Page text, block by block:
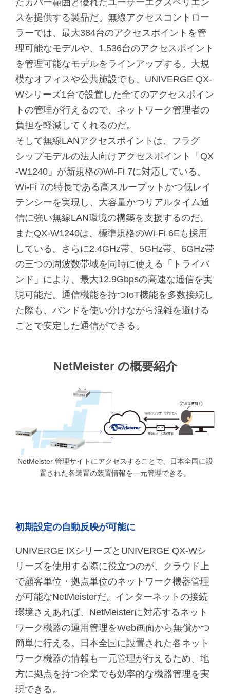
スを提供する製品だ。無線アクセスコントロー
ラーでは、最大384台のアクセスポイントを管
理可能なモデルや、1,536台のアクセスポイント
を管理可能なモデルをラインアップする。大規
模なオフィスや公共施設でも、UNIVERGE QX-
Wシリーズ1台で設置した全てのアクセスポイン
トの管理が行えるので、ネットワーク管理者の
負担を軽減してくれるのだ。
そして無線LANアクセスポイントは、フラグ
シップモデルの法人向けアクセスポイント「QX
-W1240」が新規格のWi-Fi 7に対応している。
Wi-Fi 7の特長である高スループットかつ低レイ
テンシーを実現し、大容量かつリアルタイム通
信に強い無線LAN環境の構築を支援するのだ。
またQX-W1240は、標準規格のWi-Fi 6Eも採用
している。さらに2.4GHz帯、5GHz帯、6GHz帯
の三つの周波数帯域を同時に使える「トライバ
ンド」により、最大12.9Gbpsの高速な通信を実
現可能だ。通信機能を持つIoT機能を多数接続し
た際も、バンドを使い分けながら混雑を避ける
ことで安定した通信ができる。
NetMeister の概要紹介
NetMeister 管理サイトにアクセスすることで、日本全国に設
置された各装置の装置情報を一元管理できる。
初期設定の自動反映が可能に
UNIVERGE IXシリーズとUNIVERGE QX-Wシ
リーズを使用する際に役立つのが、クラウド上
で顧客単位・拠点単位のネットワーク機器管理
が可能なNetMeisterだ。インターネットの接続
環境さえあれば、NetMeisterに対応するネット
ワーク機器の運用管理をWeb画面から無償かつ
簡単に行える。日本全国に設置された各ネット
ワーク機器の情報も一元管理が行えるため、地
方に拠点を持つ企業でも効率的な機器管理を実
現できる。